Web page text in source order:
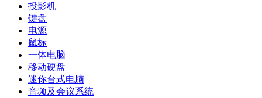
投影机
键盘
电源
鼠标
一体电脑
移动硬盘
迷你台式电脑
音频及会议系统